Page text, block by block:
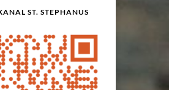
ST. STEPHANUS